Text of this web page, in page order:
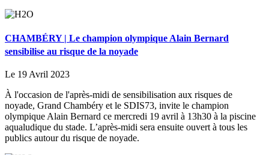
CHAMBÉRY | Le champion olympique Alain Bernard
sensibilise au risque de la noyade
Le 19 Avril 2023
À l'occasion de l'après-midi de sensibilisation aux risques de
noyade, Grand Chambéry et le SDIS73, invite le champion
olympique Alain Bernard ce mercredi 19 avril à 13h30 à la piscine
aqualudique du stade. L’après-midi sera ensuite ouvert à tous les
publics autour du risque de noyade.